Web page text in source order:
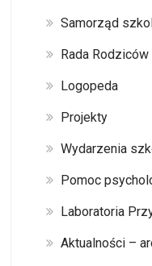
Samorząd
Rada Rodziców
Logopeda
Projekty
Wydarzenia
Pomoc
Laboratoria
Aktualności –